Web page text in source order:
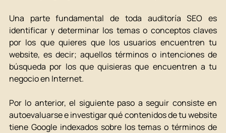
Una parte fundamental de toda auditoría SEO es
identificar y determinar los temas o conceptos claves
por los que quieres que los usuarios encuentren tu
website, es decir; aquellos términos o intenciones de
búsqueda por los que quisieras que encuentren a tu
negocio en Internet.
Por lo anterior, el siguiente paso a seguir consiste en
autoevaluarse e investigar qué contenidos de tu website
tiene Google indexados sobre los temas o términos de